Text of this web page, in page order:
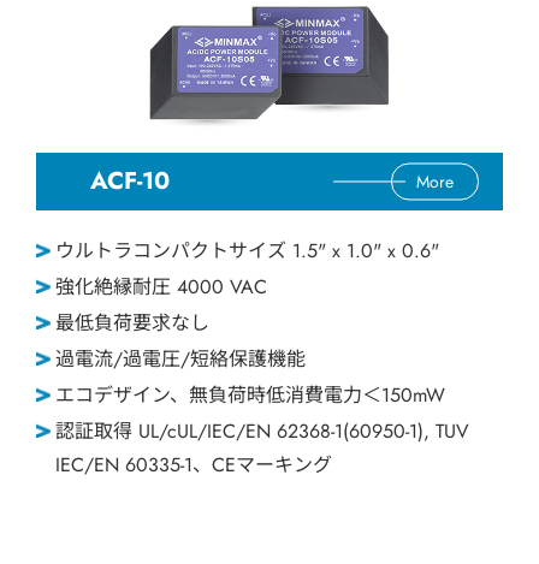
ACF-10 More
ウルトラコンパクトサイズ 1.5" x 1.0" x 0.6"
強化絶縁耐圧 4000 VAC
最低負荷要求なし
過電流/過電圧/短絡保護機能
エコデザイン、無負荷時低消費電力＜150mW
認証取得 UL/cUL/IEC/EN 62368-1(60950-1), TUV
IEC/EN 60335-1、CEマーキング